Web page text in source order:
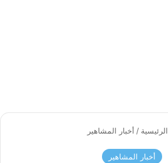
الرئيسية / أخبار المشاهير
أخبار المشاهير